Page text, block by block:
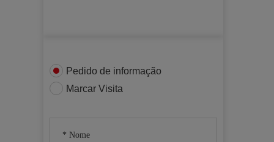
Pedido de informação
Marcar Visita